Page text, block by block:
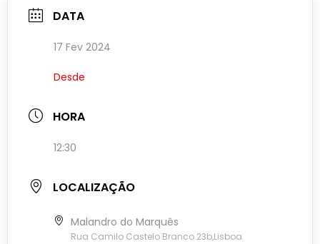
DATA
17 Fev 2024
Desde
HORA
12:30
LOCALIZAÇÃO
Malandro do Marquês
Rua Camilo Castelo Branco 23b,Lisboa